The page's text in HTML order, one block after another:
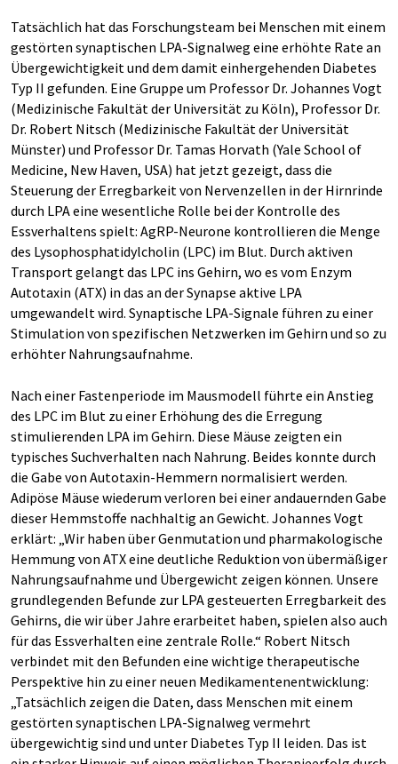
Tatsächlich hat das Forschungsteam bei Menschen mit einem
gestörten synaptischen LPA-Signalweg eine erhöhte Rate an
Übergewichtigkeit und dem damit einhergehenden Diabetes
Typ II gefunden. Eine Gruppe um Professor Dr. Johannes Vogt
(Medizinische Fakultät der Universität zu Köln), Professor Dr.
Dr. Robert Nitsch (Medizinische Fakultät der Universität
Münster) und Professor Dr. Tamas Horvath (Yale School of
Medicine, New Haven, USA) hat jetzt gezeigt, dass die
Steuerung der Erregbarkeit von Nervenzellen in der Hirnrinde
durch LPA eine wesentliche Rolle bei der Kontrolle des
Essverhaltens spielt: AgRP-Neurone kontrollieren die Menge
des Lysophosphatidylcholin (LPC) im Blut. Durch aktiven
Transport gelangt das LPC ins Gehirn, wo es vom Enzym
Autotaxin (ATX) in das an der Synapse aktive LPA
umgewandelt wird. Synaptische LPA-Signale führen zu einer
Stimulation von spezifischen Netzwerken im Gehirn und so zu
erhöhter Nahrungsaufnahme.
Nach einer Fastenperiode im Mausmodell führte ein Anstieg
des LPC im Blut zu einer Erhöhung des die Erregung
stimulierenden LPA im Gehirn. Diese Mäuse zeigten ein
typisches Suchverhalten nach Nahrung. Beides konnte durch
die Gabe von Autotaxin-Hemmern normalisiert werden.
Adipöse Mäuse wiederum verloren bei einer andauernden Gabe
dieser Hemmstoffe nachhaltig an Gewicht. Johannes Vogt
erklärt: „Wir haben über Genmutation und pharmakologische
Hemmung von ATX eine deutliche Reduktion von übermäßiger
Nahrungsaufnahme und Übergewicht zeigen können. Unsere
grundlegenden Befunde zur LPA gesteuerten Erregbarkeit des
Gehirns, die wir über Jahre erarbeitet haben, spielen also auch
für das Essverhalten eine zentrale Rolle.“ Robert Nitsch
verbindet mit den Befunden eine wichtige therapeutische
Perspektive hin zu einer neuen Medikamentenentwicklung:
„Tatsächlich zeigen die Daten, dass Menschen mit einem
gestörten synaptischen LPA-Signalweg vermehrt
übergewichtig sind und unter Diabetes Typ II leiden. Das ist